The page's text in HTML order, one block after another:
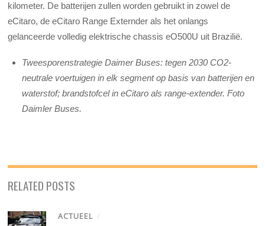
kilometer. De batterijen zullen worden gebruikt in zowel de
eCitaro, de eCitaro Range Externder als het onlangs
gelanceerde volledig elektrische chassis eO500U uit Brazilië.
Tweesporenstrategie Daimer Buses: tegen 2030 CO2-
neutrale voertuigen in elk segment op basis van batterijen en
waterstof; brandstofcel in eCitaro als range-extender. Foto
Daimler Buses.
RELATED POSTS
ACTUEEL /